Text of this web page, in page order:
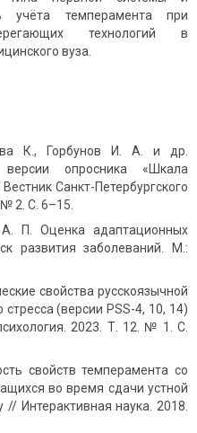
учёта темперамента при
технологий в
вуза.
К., Горбунов И. А. и др.
версии опросника «Шкала
Санкт-Петербургского
2. С. 6–15.
П. Оценка адаптационных
развития заболеваний. М.:
свойства русскоязычной
(версии PSS-4, 10, 14)
2023. Т. 12. № 1. С.
свойств темперамента со
во время сдачи устной
Интерактивная наука. 2018.